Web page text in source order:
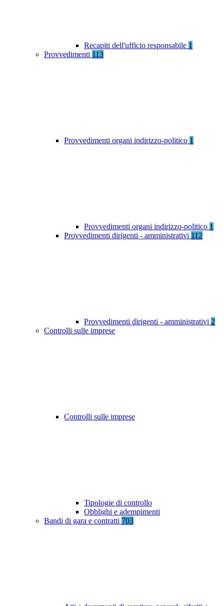
Recapiti dell'ufficio responsabile 1
Provvedimenti 113
Provvedimenti organi indirizzo-politico 1
Provvedimenti organi indirizzo-politico 1
Provvedimenti dirigenti - amministrativi 112
Provvedimenti dirigenti - amministrativi 2
Controlli sulle imprese
Controlli sulle imprese
Tipologie di controllo
Obblighi e adempimenti
Bandi di gara e contratti 703